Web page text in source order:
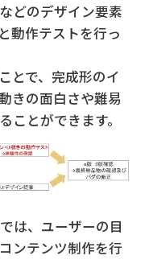
どのデザイン要素
動作テストを行っ
とで、完成形のイ
きの面白さや難易
ことができます。
は、ユーザーの目
ンテンツ制作を行